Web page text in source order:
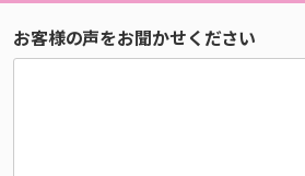
お客様の声をお聞かせください